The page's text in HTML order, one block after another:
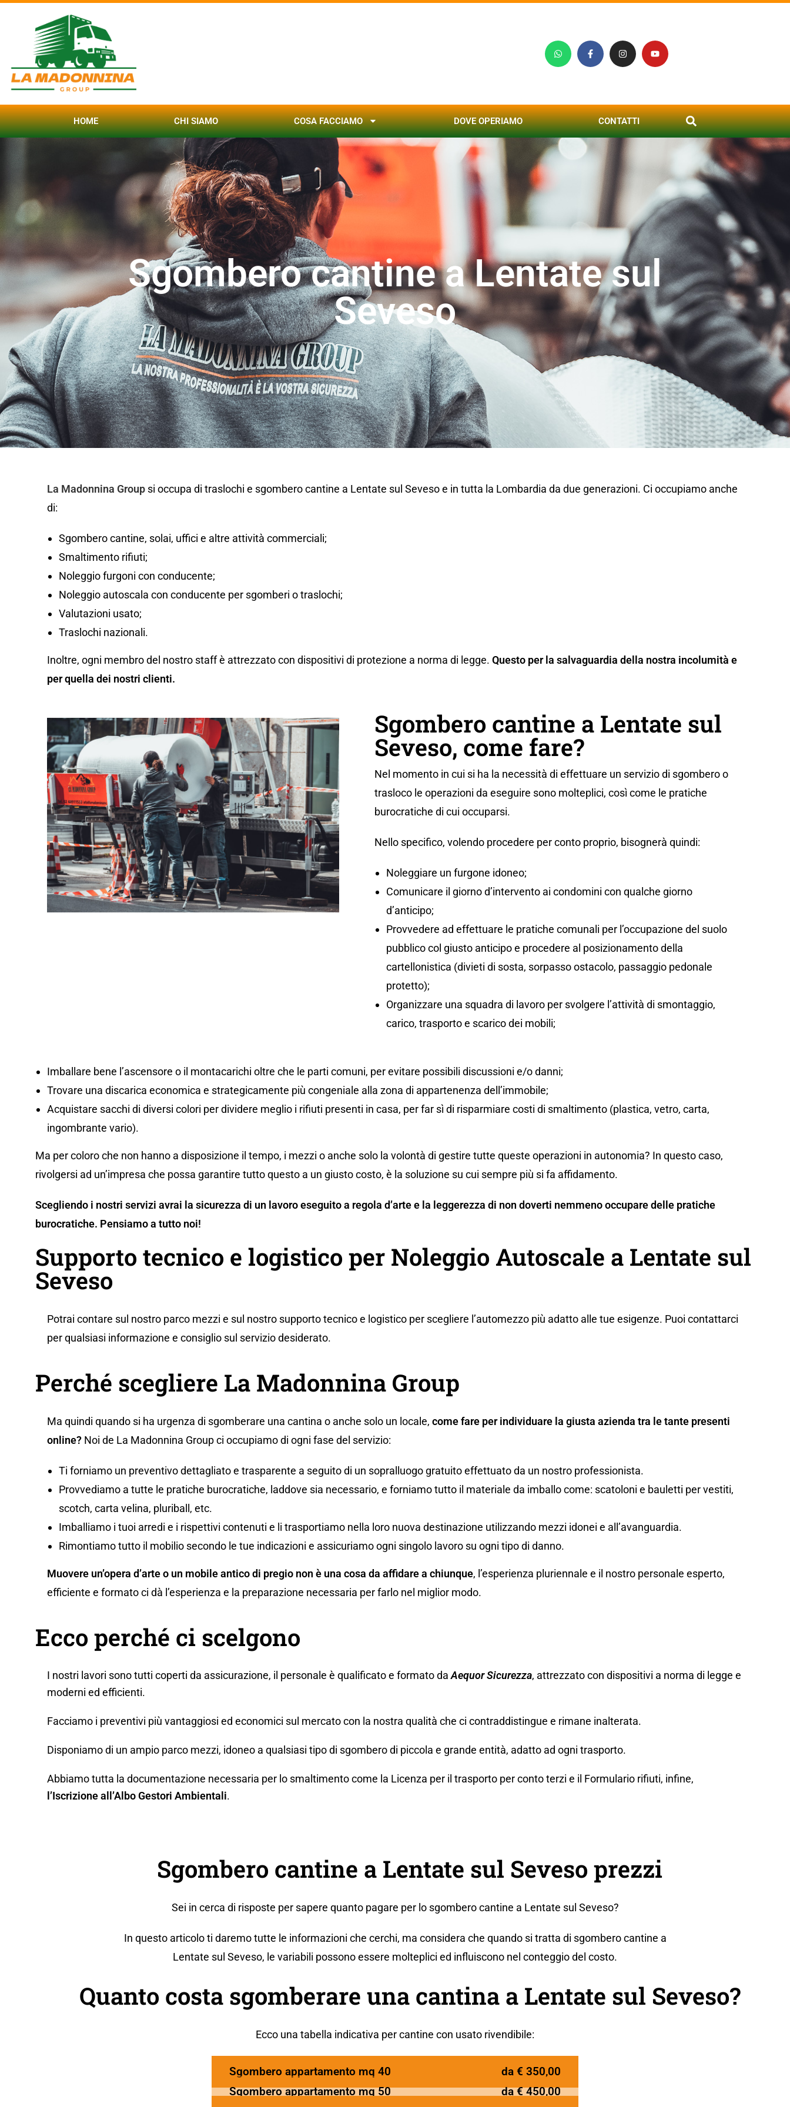
HOME CHI SIAMO COSA FACCIAMO DOVE OPERIAMO CONTATTI
Sgombero cantine a Lentate sul
Seveso
La Madonnina Group si occupa di traslochi e sgombero cantine a Lentate sul Seveso e in tutta la Lombardia da due generazioni. Ci occupiamo anche
di:
Sgombero cantine, solai, uffici e altre attività commerciali;
Smaltimento rifiuti;
Noleggio furgoni con conducente;
Noleggio autoscala con conducente per sgomberi o traslochi;
Valutazioni usato;
Traslochi nazionali.
Inoltre, ogni membro del nostro staff è attrezzato con dispositivi di protezione a norma di legge. Questo per la salvaguardia della nostra incolumità e
per quella dei nostri clienti.
Sgombero cantine a Lentate sul
Seveso, come fare?
Nel momento in cui si ha la necessità di effettuare un servizio di sgombero o
trasloco le operazioni da eseguire sono molteplici, così come le pratiche
burocratiche di cui occuparsi.
Nello specifico, volendo procedere per conto proprio, bisognerà quindi:
Noleggiare un furgone idoneo;
Comunicare il giorno d’intervento ai condomini con qualche giorno
d’anticipo;
Provvedere ad effettuare le pratiche comunali per l’occupazione del suolo
pubblico col giusto anticipo e procedere al posizionamento della
cartellonistica (divieti di sosta, sorpasso ostacolo, passaggio pedonale
protetto);
Organizzare una squadra di lavoro per svolgere l’attività di smontaggio,
carico, trasporto e scarico dei mobili;
Imballare bene l’ascensore o il montacarichi oltre che le parti comuni, per evitare possibili discussioni e/o danni;
Trovare una discarica economica e strategicamente più congeniale alla zona di appartenenza dell’immobile;
Acquistare sacchi di diversi colori per dividere meglio i rifiuti presenti in casa, per far sì di risparmiare costi di smaltimento (plastica, vetro, carta,
ingombrante vario).
Ma per coloro che non hanno a disposizione il tempo, i mezzi o anche solo la volontà di gestire tutte queste operazioni in autonomia? In questo caso,
rivolgersi ad un’impresa che possa garantire tutto questo a un giusto costo, è la soluzione su cui sempre più si fa affidamento.
Scegliendo i nostri servizi avrai la sicurezza di un lavoro eseguito a regola d’arte e la leggerezza di non doverti nemmeno occupare delle pratiche
burocratiche. Pensiamo a tutto noi!
Supporto tecnico e logistico per Noleggio Autoscale a Lentate sul
Seveso
Potrai contare sul nostro parco mezzi e sul nostro supporto tecnico e logistico per scegliere l’automezzo più adatto alle tue esigenze. Puoi contattarci
per qualsiasi informazione e consiglio sul servizio desiderato.
Perché scegliere La Madonnina Group
Ma quindi quando si ha urgenza di sgomberare una cantina o anche solo un locale, come fare per individuare la giusta azienda tra le tante presenti
online? Noi de La Madonnina Group ci occupiamo di ogni fase del servizio:
Ti forniamo un preventivo dettagliato e trasparente a seguito di un sopralluogo gratuito effettuato da un nostro professionista.
Provvediamo a tutte le pratiche burocratiche, laddove sia necessario, e forniamo tutto il materiale da imballo come: scatoloni e bauletti per vestiti,
scotch, carta velina, pluriball, etc.
Imballiamo i tuoi arredi e i rispettivi contenuti e li trasportiamo nella loro nuova destinazione utilizzando mezzi idonei e all’avanguardia.
Rimontiamo tutto il mobilio secondo le tue indicazioni e assicuriamo ogni singolo lavoro su ogni tipo di danno.
Muovere un’opera d’arte o un mobile antico di pregio non è una cosa da affidare a chiunque, l’esperienza pluriennale e il nostro personale esperto,
efficiente e formato ci dà l’esperienza e la preparazione necessaria per farlo nel miglior modo.
Ecco perché ci scelgono
I nostri lavori sono tutti coperti da assicurazione, il personale è qualificato e formato daAequor Sicurezza, attrezzato con dispositivi a norma di legge e
moderni ed efficienti.
Facciamo i preventivi più vantaggiosi ed economici sul mercato con la nostra qualità che ci contraddistingue e rimane inalterata.
Disponiamo di un ampio parco mezzi, idoneo a qualsiasi tipo di sgombero di piccola e grande entità, adatto ad ogni trasporto.
Abbiamo tutta la documentazione necessaria per lo smaltimento come la Licenza per il trasporto per conto terzi e il Formulario rifiuti, infine,
l’Iscrizione all’Albo Gestori Ambientali.
Sgombero cantine a Lentate sul Seveso prezzi
Sei in cerca di risposte per sapere quanto pagare per lo sgombero cantine a Lentate sul Seveso?
In questo articolo ti daremo tutte le informazioni che cerchi, ma considera che quando si tratta di sgombero cantine a
Lentate sul Seveso, le variabili possono essere molteplici ed influiscono nel conteggio del costo.
Quanto costa sgomberare una cantina a Lentate sul Seveso?
Ecco una tabella indicativa per cantine con usato rivendibile:
Sgombero appartamento mq 40
da € 350,00
Sgombero appartamento mq 50
da € 450,00